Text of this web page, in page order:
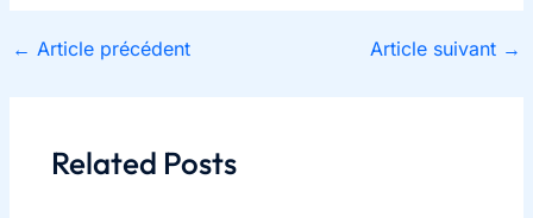
← Article précédent Article suivant →
Related Posts